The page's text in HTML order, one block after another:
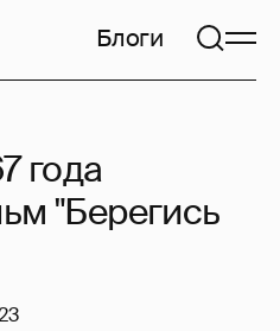
Блоги
года
"Берегись